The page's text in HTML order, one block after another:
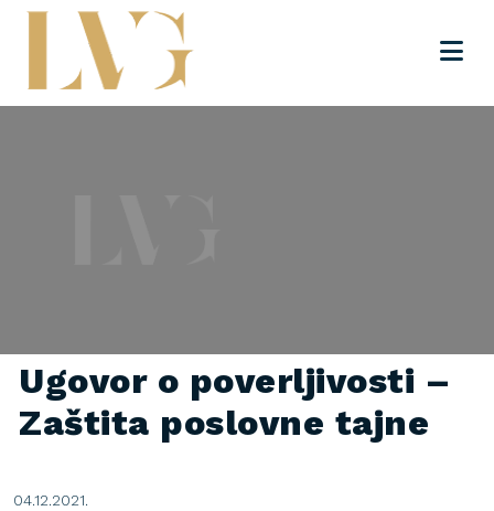
Ugovor o poverljivosti –
Zaštita poslovne tajne
04.12.2021.